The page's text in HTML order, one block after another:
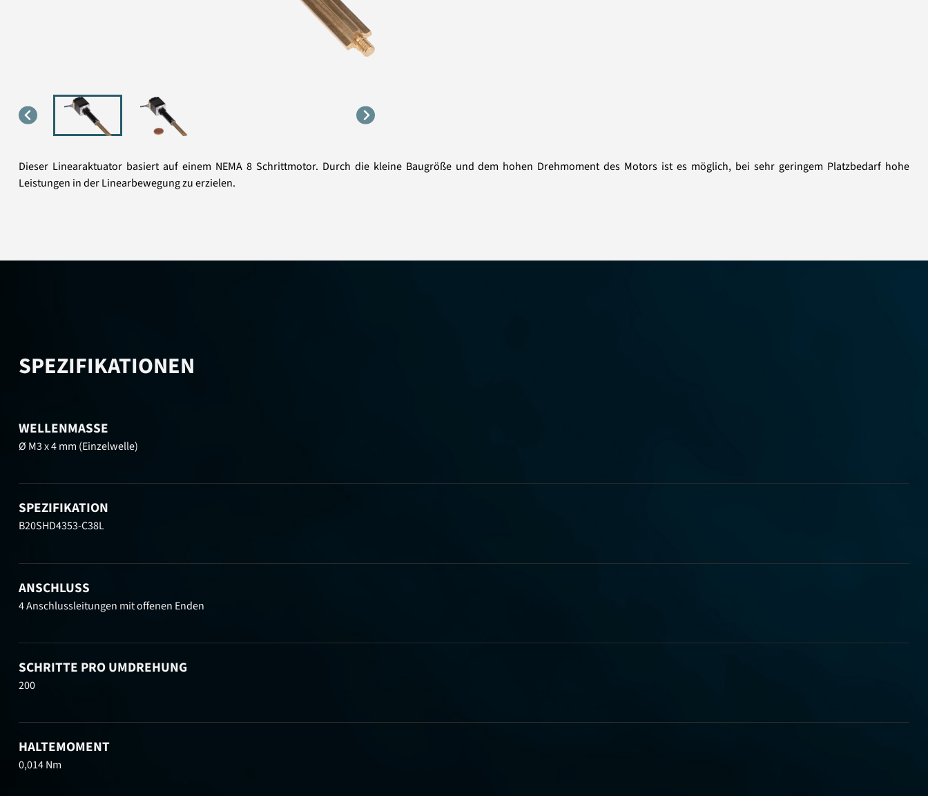
Dieser Linearaktuator basiert auf einem NEMA 8 Schrittmotor. Durch die kleine Baugröße und dem hohen Drehmoment des Motors ist es möglich, bei sehr geringem Platzbedarf hohe
Leistungen in der Linearbewegung zu erzielen.
SPEZIFIKATIONEN
WELLENMASSE
Ø M3 x 4 mm (Einzelwelle)
SPEZIFIKATION
B20SHD4353-C38L
ANSCHLUSS
4 Anschlussleitungen mit offenen Enden
SCHRITTE PRO UMDREHUNG
200
HALTEMOMENT
0,014 Nm